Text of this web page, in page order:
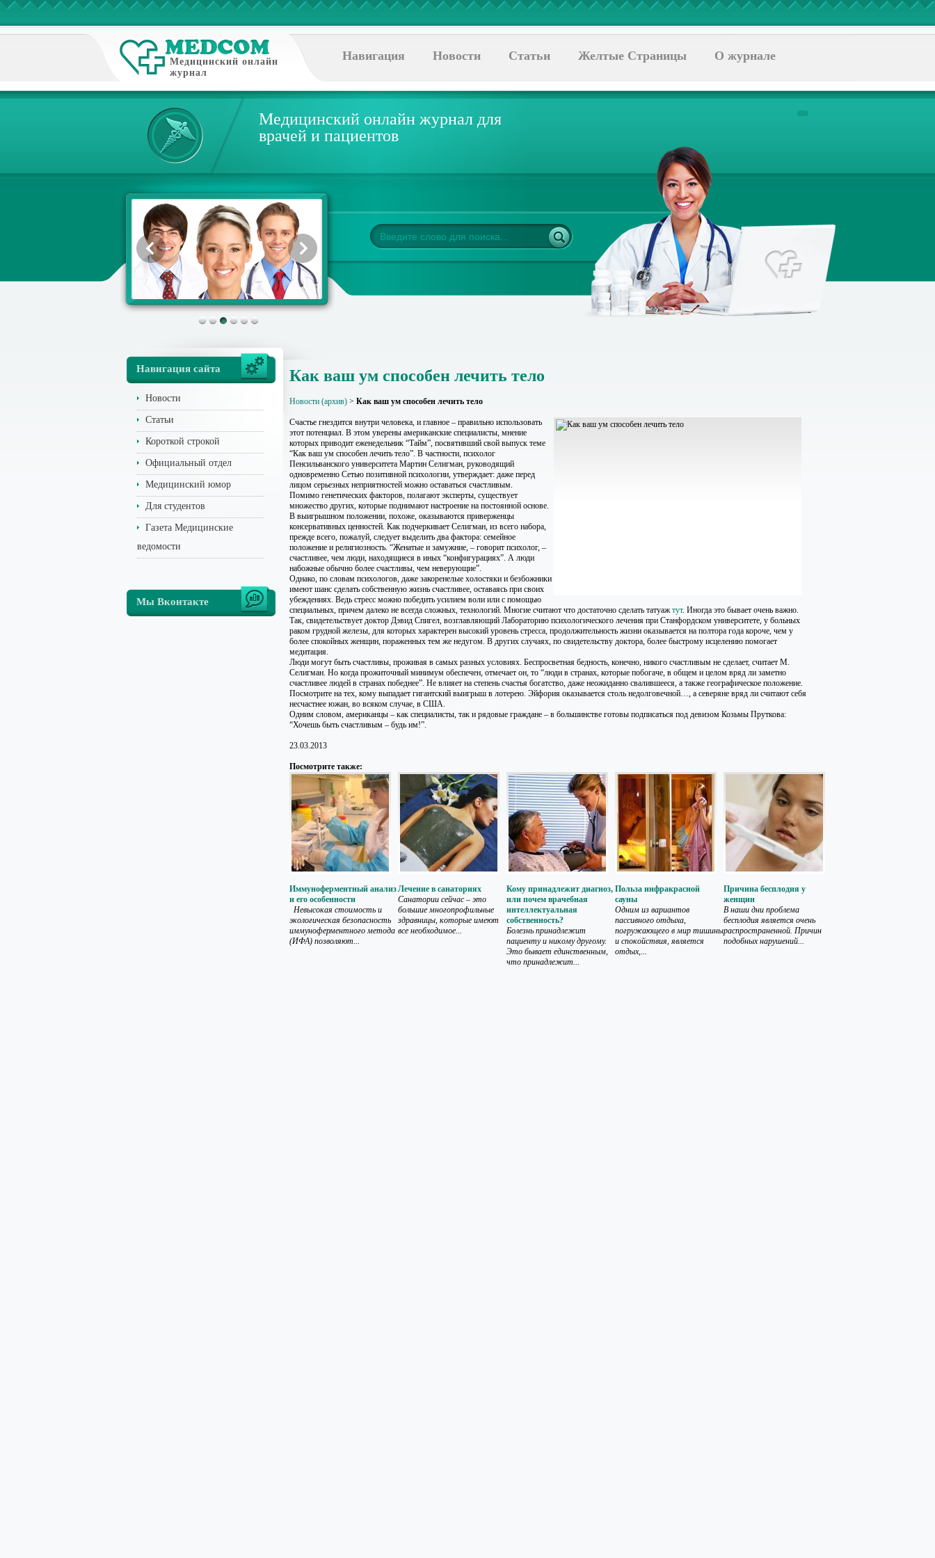
Медицинский онлайн
журнал
Навигация Новости Статьи Желтые Страницы О журнале
Медицинский онлайн журнал для
врачей и пациентов
Навигация сайта
Новости
Статьи
Короткой строкой
Официальный отдел
Медицинский юмор
Для студентов
Газета Медицинские
ведомости
Мы Вконтакте
Как ваш ум способен лечить тело
Новости (архив) > Как ваш ум способен лечить тело
Счастье гнездится внутри человека, и главное – правильно использовать
этот потенциал. В этом уверены американские специалисты, мнение
которых приводит еженедельник “Тайм”, посвятивший свой выпуск теме
“Как ваш ум способен лечить тело”. В частности, психолог
Пенсильванского университета Мартин Селигман, руководящий
одновременно Сетью позитивной психологии, утверждает: даже перед
лицом серьезных неприятностей можно оставаться счастливым.
Помимо генетических факторов, полагают эксперты, существует
множество других, которые поднимают настроение на постоянной основе.
В выигрышном положении, похоже, оказываются приверженцы
консервативных ценностей. Как подчеркивает Селигман, из всего набора,
прежде всего, пожалуй, следует выделить два фактора: семейное
положение и религиозность. “Женатые и замужние, – говорит психолог, –
счастливее, чем люди, находящиеся в иных “конфигурациях”. А люди
набожные обычно более счастливы, чем неверующие”.
Однако, по словам психологов, даже закоренелые холостяки и безбожники
имеют шанс сделать собственную жизнь счастливее, оставаясь при своих
убеждениях. Ведь стресс можно победить усилием воли или с помощью
специальных, причем далеко не всегда сложных, технологий. Многие считают что достаточно сделать татуажтут. Иногда это бывает очень важно.
Так, свидетельствует доктор Дэвид Спигел, возглавляющий Лабораторию психологического лечения при Станфордском университете, у больных
раком грудной железы, для которых характерен высокий уровень стресса, продолжительность жизни оказывается на полтора года короче, чем у
более спокойных женщин, пораженных тем же недугом. В других случаях, по свидетельству доктора, более быстрому исцелению помогает
медитация.
Люди могут быть счастливы, проживая в самых разных условиях. Беспросветная бедность, конечно, никого счастливым не сделает, считает М.
Селигман. Но когда прожиточный минимум обеспечен, отмечает он, то “люди в странах, которые побогаче, в общем и целом вряд ли заметно
счастливее людей в странах победнее”. Не влияет на степень счастья богатство, даже неожиданно свалившееся, а также географическое положение.
Посмотрите на тех, кому выпадает гигантский выигрыш в лотерею. Эйфория оказывается столь недолговечной…, а северяне вряд ли считают себя
несчастнее южан, во всяком случае, в США.
Одним словом, американцы – как специалисты, так и рядовые граждане – в большинстве готовы подписаться под девизом Козьмы Пруткова:
“Хочешь быть счастливым – будь им!”.
23.03.2013
Посмотрите также:
Иммуноферментный анализ
и его особенности
Невысокая стоимость и
экологическая безопасность
иммуноферментного метода
(ИФА) позволяют...
Лечение в санаториях
Санатории сейчас – это
большие многопрофильные
здравницы, которые имеют
все необходимое...
Кому принадлежит диагноз,
или почем врачебная
интеллектуальная
собственность?
Болезнь принадлежит
пациенту и никому другому.
Это бывает единственным,
что принадлежит...
Польза инфракрасной
сауны
Одним из вариантов
пассивного отдыха,
погружающего в мир тишины
и спокойствия, является
отдых,...
Причина бесплодия у
женщин
В наши дни проблема
бесплодия является очень
распространенной. Причин
подобных нарушений...